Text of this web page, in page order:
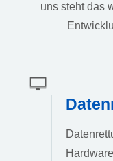
uns steht das